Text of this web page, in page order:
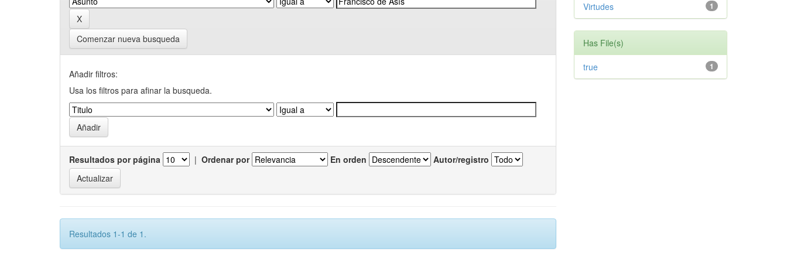
Comenzar nueva busqueda
Añadir filtros:
Usa los filtros para afinar la busqueda.
Resultados por página | Ordenar por En orden Autor/registro
Resultados 1-1 de 1.
1
Virtudes
Has File(s)
1
true